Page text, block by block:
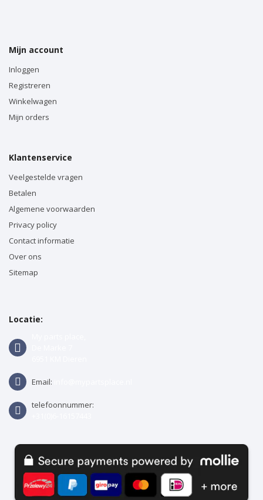
Mijn account
Inloggen
Registreren
Winkelwagen
Mijn orders
Klantenservice
Veelgestelde vragen
Betalen
Algemene voorwaarden
Privacy policy
Contact informatie
Over ons
Sitemap
Locatie:
Email:
telefoonnummer: